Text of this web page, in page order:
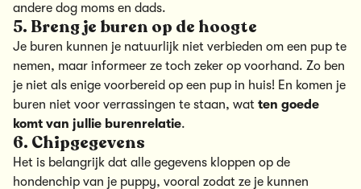
andere dog moms en dads.
5. Breng je buren op de hoogte
Je buren kunnen je natuurlijk niet verbieden om een pup te
nemen, maar informeer ze toch zeker op voorhand. Zo ben
je niet als enige voorbereid op een pup in huis! En komen je
buren niet voor verrassingen te staan, wat ten goede
komt van jullie burenrelatie.
6. Chipgegevens
Het is belangrijk dat alle gegevens kloppen op de
hondenchip van je puppy, vooral zodat ze je kunnen